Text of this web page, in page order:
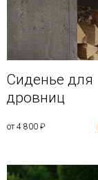
Сиденье для
дровниц
от 4 800 ₽